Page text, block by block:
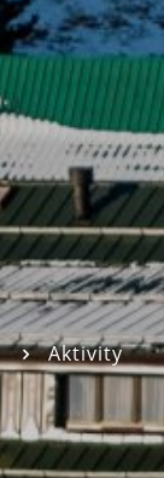
Aktivity